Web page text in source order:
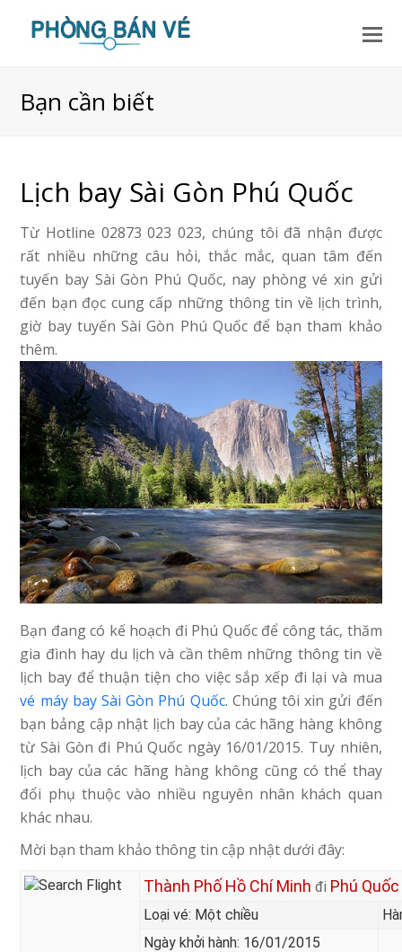
Bạn cần biết
Lịch bay Sài Gòn Phú Quốc
Từ Hotline 02873 023 023, chúng tôi đã nhận được
rất nhiều những câu hỏi, thắc mắc, quan tâm đến
tuyến bay Sài Gòn Phú Quốc, nay phòng vé xin gửi
đến bạn đọc cung cấp những thông tin về lịch trình,
giờ bay tuyến Sài Gòn Phú Quốc để bạn tham khảo
thêm.
Bạn đang có kế hoạch đi Phú Quốc để công tác, thăm
gia đình hay du lịch và cần thêm những thông tin về
lịch bay để thuận tiện cho việc sắp xếp đi lại và mua
vé máy bay Sài Gòn Phú Quốc. Chúng tôi xin gửi đến
bạn bảng cập nhật lịch bay của các hãng hàng không
từ Sài Gòn đi Phú Quốc ngày 16/01/2015. Tuy nhiên,
lịch bay của các hãng hàng không cũng có thể thay
đổi phụ thuộc vào nhiều nguyên nhân khách quan
khác nhau.
Mời bạn tham khảo thông tin cập nhật dưới đây:
Thành Phố Hồ Chí Minhđi Phú Quốc
Loại vé: Một chiều
Ngày khởi hành: 16/01/2015